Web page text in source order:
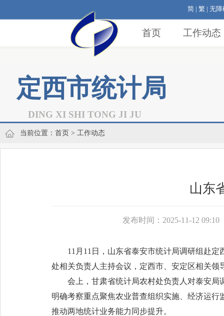
简 | 繁 | 无障
首页 工作动态
定西市统计局
DING XI SHI TONG JI JU
当前位置： 首页 > 工作动态
山东
发布时间：2025-11-12 09:10
11月11日，山东省泰安市统计局调研组赴
处相关负责人主持会议，定西市、安定区相关
会上，甘肃省统计局农村处负责人对泰安
明确考察重点聚焦农业普查组织实施、经济运
推动两地统计业务能力同步提升。